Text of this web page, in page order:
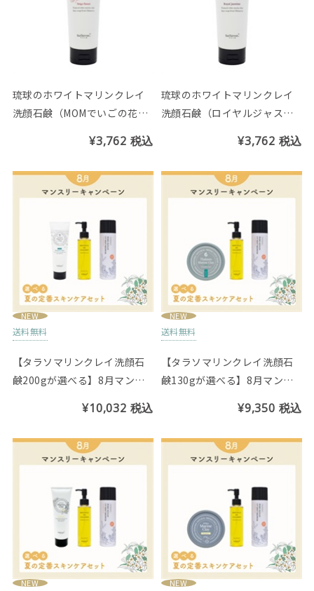
琉球のホワイトマリンクレイ
洗顔石鹸（MOMでいごの花の
¥3,762 税込
琉球のホワイトマリンクレイ
洗顔石鹸（ロイヤルジャスミ
¥3,762 税込
NEW
送料無料
【タラソマリンクレイ洗顔石
鹸200gが選べる】8月マンス
¥10,032 税込
NEW
送料無料
【タラソマリンクレイ洗顔石
鹸130gが選べる】8月マンス
¥9,350 税込
NEW NEW